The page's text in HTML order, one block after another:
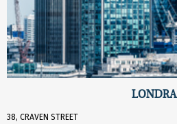
LONDRA
38, CRAVEN STREET